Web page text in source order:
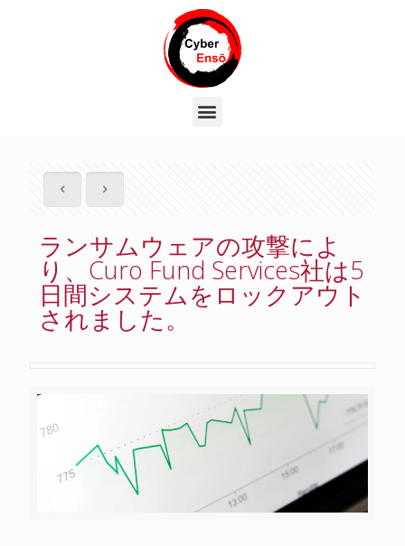
ランサムウェアの攻撃によ
り、Curo Fund Services社は5
日間システムをロックアウト
されました。